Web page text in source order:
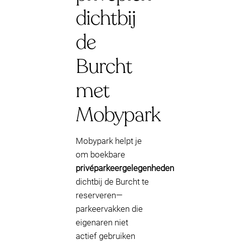
dichtbij
de
Burcht
met
Mobypark
Mobypark helpt je
om boekbare
privéparkeergelegenheden
dichtbij de Burcht te
reserveren—
parkeervakken die
eigenaren niet
actief gebruiken